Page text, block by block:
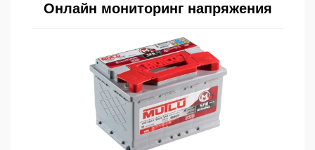
Онлайн мониторинг напряжения